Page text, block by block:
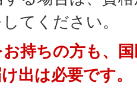
てください。
持ちの方も、
出は必要です。